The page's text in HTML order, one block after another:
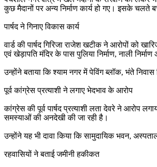
कुछ मैदानों पर अन्य निर्माण कार्य हो गए। इसके
पार्षद ने गिनाए विकास कार्य
वार्ड की पार्षद गिरिजा राजेश खटीक ने आरोपों को
एवं खेड़ापति मंदिर के पास पुलिया निर्माण, नाली
उन्होंने बताया कि श्याम नगर में पेविंग ब्लॉक, भंते
पूर्व कांग्रेस प्रत्याशी ने लगाए भेदभाव के आरोप
कांग्रेस की पूर्व पार्षद प्रत्याशी लता देवरे ने आरोप
समस्याओं की अनदेखी की जा रही है।
उन्होंने यह भी दावा किया कि सामुदायिक भवन,
रहवासियों ने बताई जमीनी हकीकत